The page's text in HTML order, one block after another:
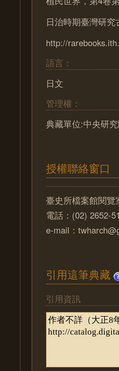
日治時期臺灣研究
http://
語言：
日文
管理權：
典藏單位:中央研
授權聯絡窗口
臺史所檔案館閱覽
電話：(02) 2652-
e-mail：
引用這筆典藏
引用資訊